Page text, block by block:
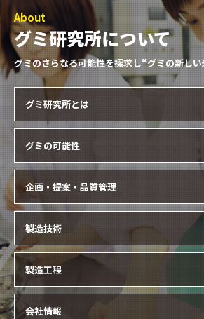
グミ研究所について
About
グミのさらなる可能性を探求し“グミの新しい
グミ研究所とは
グミの可能性
企画・提案・品質管理
製造技術
製造工程
会社情報